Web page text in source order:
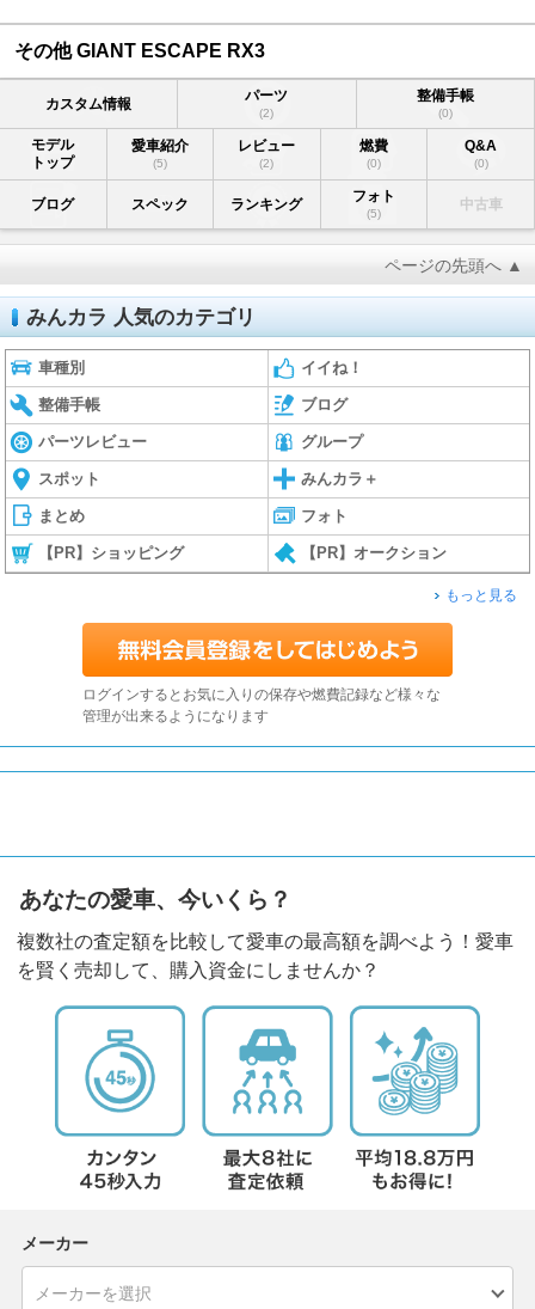
その他 GIANT ESCAPE RX3
カスタム情報 パーツ
(2)
整備手帳
(0)
モデル
トップ
愛車紹介
(5)
レビュー
(2)
燃費
(0)
Q&A
(0)
ブログ スペック ランキング フォト
(5)
中古車
ページの先頭へ ▲
みんカラ 人気のカテゴリ
車種別 イイね！
整備手帳 ブログ
パーツレビュー グループ
スポット みんカラ＋
まとめ フォト
【PR】ショッピング 【PR】オークション
もっと見る
ログインするとお気に入りの保存や燃費記録など様々な
管理が出来るようになります
あなたの愛車、今いくら？
複数社の査定額を比較して愛車の最高額を調べよう！愛車
を賢く売却して、購入資金にしませんか？
メーカー